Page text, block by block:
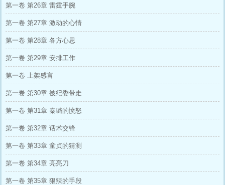
第一卷 第26章 雷霆手腕
第一卷 第27章 激动的心情
第一卷 第28章 各方心思
第一卷 第29章 安排工作
第一卷 上架感言
第一卷 第30章 被纪委带走
第一卷 第31章 秦璐的愤怒
第一卷 第32章 话术交锋
第一卷 第33章 童贞的猜测
第一卷 第34章 亮亮刀
第一卷 第35章 狠辣的手段